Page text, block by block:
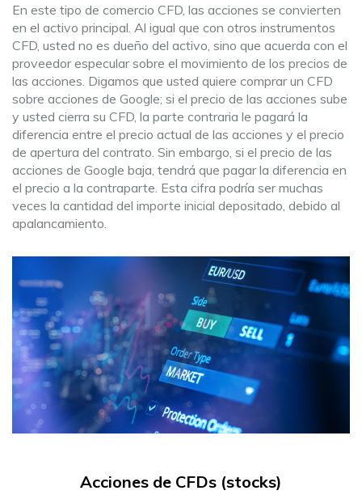
En este tipo de comercio CFD, las acciones se convierten
en el activo principal. Al igual que con otros instrumentos
CFD, usted no es dueño del activo, sino que acuerda con el
proveedor especular sobre el movimiento de los precios de
las acciones. Digamos que usted quiere comprar un CFD
sobre acciones de Google; si el precio de las acciones sube
y usted cierra su CFD, la parte contraria le pagará la
diferencia entre el precio actual de las acciones y el precio
de apertura del contrato. Sin embargo, si el precio de las
acciones de Google baja, tendrá que pagar la diferencia en
el precio a la contraparte. Esta cifra podría ser muchas
veces la cantidad del importe inicial depositado, debido al
apalancamiento.
Acciones de CFDs (stocks)